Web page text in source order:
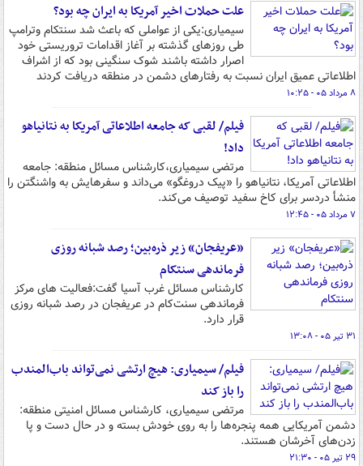
علت حملات اخیر آمریکا به ایران چه بود؟
سیمیاری:یکی از عواملی که باعث شد سنتکام وترامپ
طی روزهای گذشته بر آغاز اقدامات تروریستی خود
اصرار داشته باشند شوک سنگینی بود که از اشراف
اطلاعاتی عمیق ایران نسبت به رفتارهای دشمن در منطقه دریافت کردند
۸ مرداد ۰۵ - ۱۰:۲۵
فیلم/ لقبی که جامعه اطلاعاتی آمریکا به نتانیاهو
داد!
مرتضی سیمیاری،کارشناس مسائل منطقه: جامعه
اطلاعاتی آمریکا، نتانیاهو را «پیک دروغگو» می‌داند و سفرهایش به واشنگتن را
منشأ دردسر برای کاخ سفید توصیف می‌کند.
۷ مرداد ۰۵ - ۱۲:۴۵
«عریفجان» زیر ذره‌بین؛ رصد شبانه روزی
فرماندهی سنتکام
کارشناس مسائل غرب آسیا گفت:فعالیت های مرکز
فرماندهی سنت‌کام در عریفجان در رصد شبانه روزی
قرار دارد.
۳۱ تیر ۰۵ - ۱۳:۰۸
فیلم/ سیمیاری: هیچ ارتشی نمی‌تواند باب‌المندب
را باز کند
مرتضی سیمیاری، کارشناس مسائل امنیتی منطقه:
دشمن آمریکایی همه پنجره‌ها را به روی خودش بسته و در حال دست و پا
زدن‌های آخرشان هستند.
۲۹ تیر ۰۵ - ۲۱:۳۰